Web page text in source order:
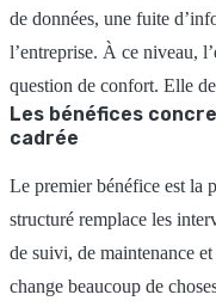
de données, une fuite
l’entreprise. À ce niveau,
question de confort. Elle
Les bénéfices
cadrée
Le premier bénéfice est la
structuré remplace les
de suivi, de maintenance
change beaucoup de